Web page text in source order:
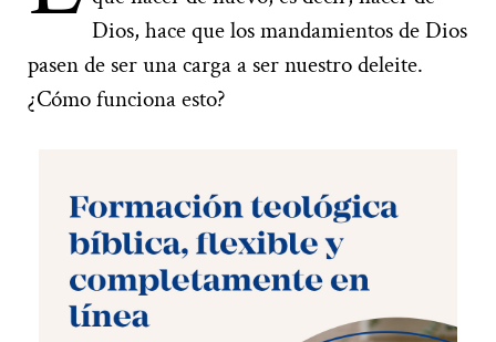
Dios, hace que los mandamientos de Dios
pasen de ser una carga a ser nuestro deleite.
¿Cómo funciona esto?